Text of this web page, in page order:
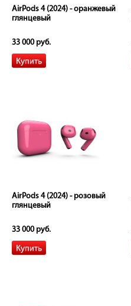
AirPods 4 (2024) - оранжевый
глянцевый
33 000 руб.
AirPods 4 (2024) - розовый
глянцевый
33 000 руб.